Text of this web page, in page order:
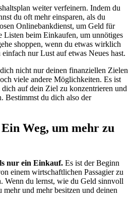
weiter verfeinern. Indem du
du oft mehr einsparen, als du
Onlinebankdienst, um Geld für
Listen beim Einkaufen, um unnötiges
shoppen, wenn du etwas wirklich
nur Lust auf etwas Neues hast.
nicht nur deinen finanziellen Zielen
viele andere Möglichkeiten. Es ist
auf dein Ziel zu konzentrieren und
Bestimmst du dich also der
Weg, um mehr zu
nur ein Einkauf. Es ist der Beginn
einem wirtschaftlichen Passagier zu
Wenn du lernst, wie du Geld sinnvoll
mehr und mehr besitzen und deinen